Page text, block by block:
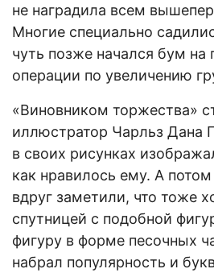
не наградила всем
Многие специально
чуть позже начался бум на
операции по увеличению
«Виновником торжества»
иллюстратор Чарльз Дана
в своих рисунках
как нравилось ему. А
вдруг заметили, что тоже
спутницей с подобной
фигуру в форме песочных
набрал популярность и